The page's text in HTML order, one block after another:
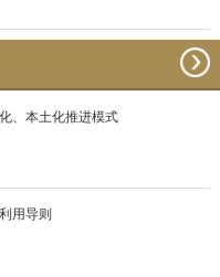
、本土化推进模式
用导则